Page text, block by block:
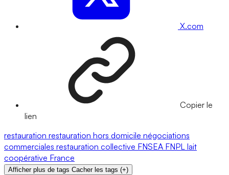
X.com
Copier le
lien
restauration restauration hors domicile négociations
commerciales restauration collective FNSEA FNPL lait
coopérative France
Afficher plus de tags Cacher les tags (+)